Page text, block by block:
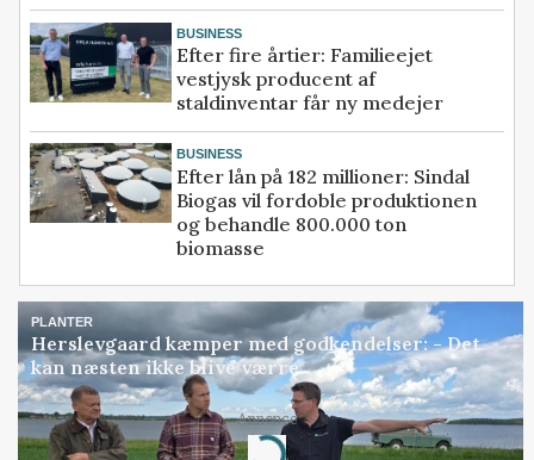
BUSINESS
Efter fire årtier: Familieejet
vestjysk producent af
staldinventar får ny medejer
BUSINESS
Efter lån på 182 millioner: Sindal
Biogas vil fordoble produktionen
og behandle 800.000 ton
biomasse
PLANTER
Herslevgaard kæmper med godkendelser: - Det
kan næsten ikke blive værre
Annonce